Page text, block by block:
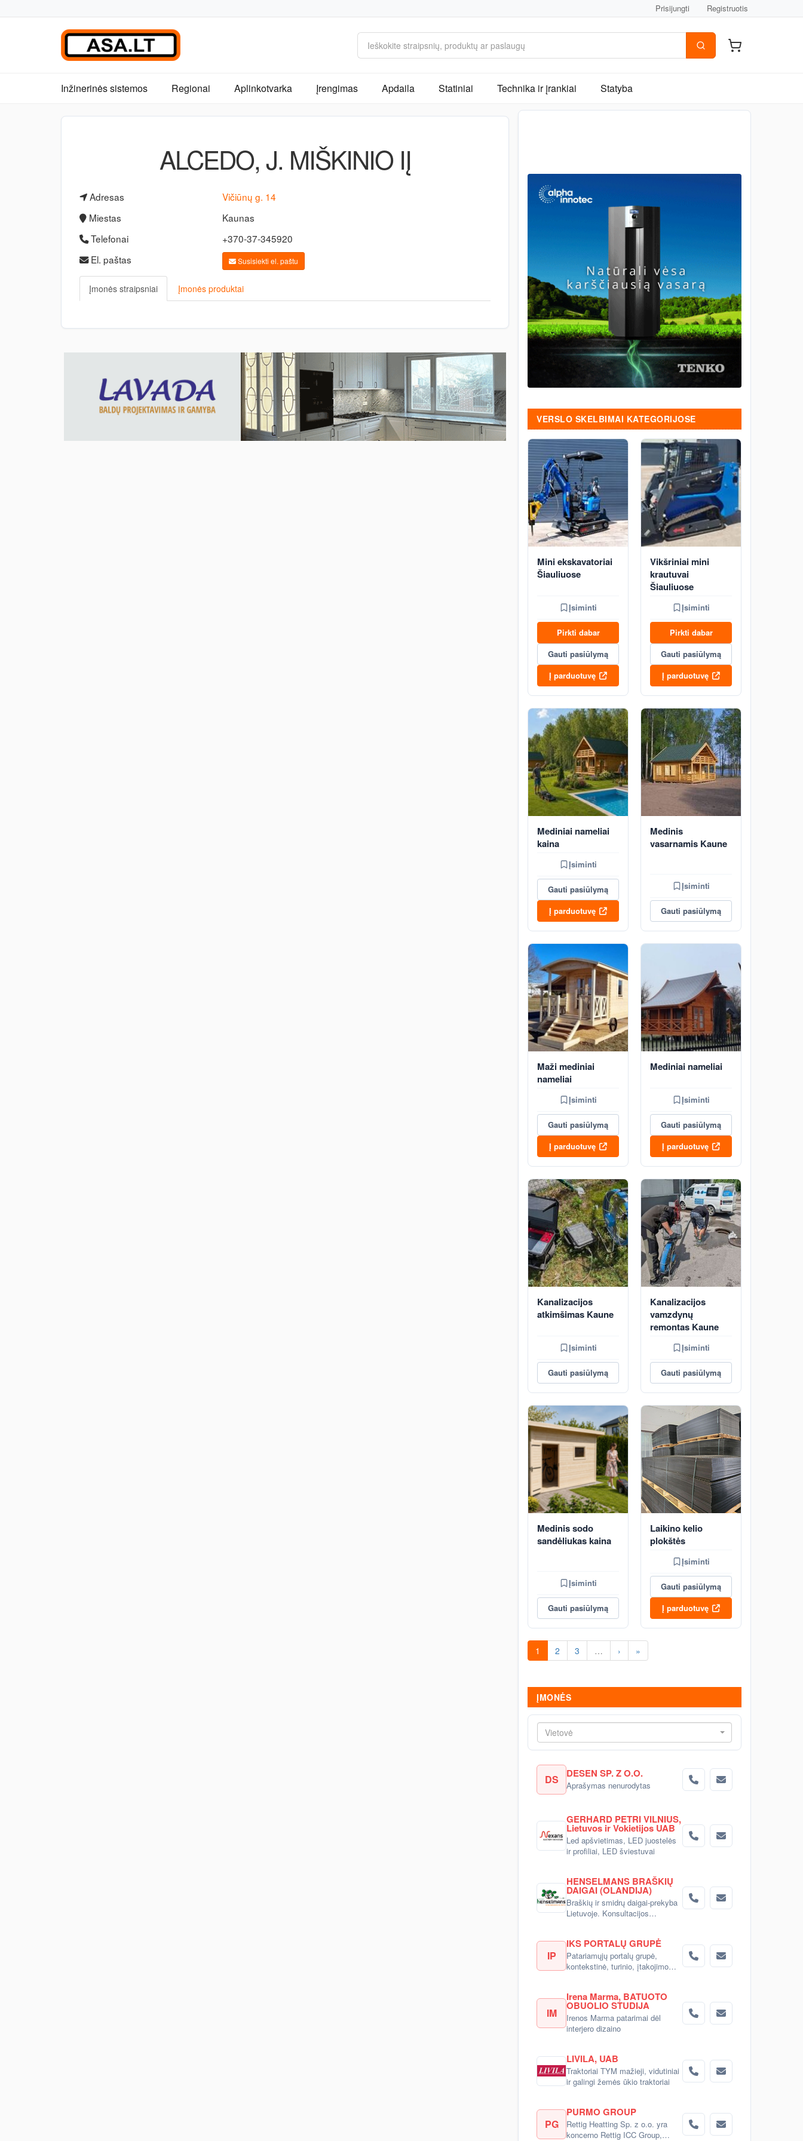
Prisijungti Registruotis
Inžinerinės sistemos Regionai Aplinkotvarka Įrengimas Apdaila Statiniai Technika ir įrankiai Statyba
ALCEDO, J. MIŠKINIO IĮ
Adresas
Vičiūnų g. 14
Miestas
Kaunas
Telefonai
+370-37-345920
El. paštas
Susisiekti el. paštu
Įmonės straipsniai Įmonės produktai
VERSLO SKELBIMAI KATEGORIJOSE
Mini ekskavatoriai
Šiauliuose
Įsiminti
Pirkti dabar
Gauti pasiūlymą
Į parduotuvę
Vikšriniai mini
krautuvai
Šiauliuose
Įsiminti
Pirkti dabar
Gauti pasiūlymą
Į parduotuvę
Mediniai nameliai
kaina
Įsiminti
Gauti pasiūlymą
Į parduotuvę
Medinis
vasarnamis Kaune
Įsiminti
Gauti pasiūlymą
Maži mediniai
nameliai
Įsiminti
Gauti pasiūlymą
Į parduotuvę
Mediniai nameliai
Įsiminti
Gauti pasiūlymą
Į parduotuvę
Kanalizacijos
atkimšimas Kaune
Įsiminti
Gauti pasiūlymą
Kanalizacijos
vamzdynų
remontas Kaune
Įsiminti
Gauti pasiūlymą
Medinis sodo
sandėliukas kaina
Įsiminti
Gauti pasiūlymą
Laikino kelio
plokštės
Įsiminti
Gauti pasiūlymą
Į parduotuvę
1 2 3 … › »
ĮMONĖS
Vietovė
DS DESEN SP. Z O.O.
Aprašymas nenurodytas
GERHARD PETRI VILNIUS,
Lietuvos ir Vokietijos UAB
Led apšvietimas, LED juostelės
ir profiliai, LED šviestuvai
HENSELMANS BRAŠKIŲ
DAIGAI (OLANDIJA)
Braškių ir smidrų daigai-prekyba
Lietuvoje. Konsultacijos
IP
IKS PORTALŲ GRUPĖ
Patariamųjų portalų grupė,
kontekstinė, turinio, įtakojimo
IM
Irena Marma, BATUOTO
OBUOLIO STUDIJA
Irenos Marma patarimai dėl
interjero dizaino
LIVILA, UAB
Traktoriai TYM mažieji, vidutiniai
ir galingi žemės ūkio traktoriai
PG
PURMO GROUP
Rettig Heatting Sp. z o.o. yra
koncerno Rettig ICC Group,